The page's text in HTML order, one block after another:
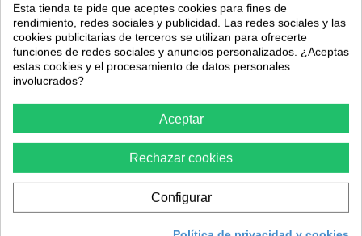
Alcayata rosca zinc 19 x 50 mm blíster 12 U
9,17 €
Esta tienda te pide que aceptes cookies para fines de
rendimiento, redes sociales y publicidad. Las redes sociales y las
cookies publicitarias de terceros se utilizan para ofrecerte
funciones de redes sociales y anuncios personalizados. ¿Aceptas
estas cookies y el procesamiento de datos personales
involucrados?
Aceptar
Rechazar cookies
Configurar